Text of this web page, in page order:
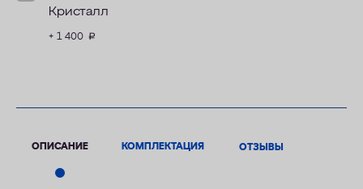
Кристалл
+ 1 400 руб.
ОПИСАНИЕ КОМПЛЕКТАЦИЯ ОТЗЫВЫ